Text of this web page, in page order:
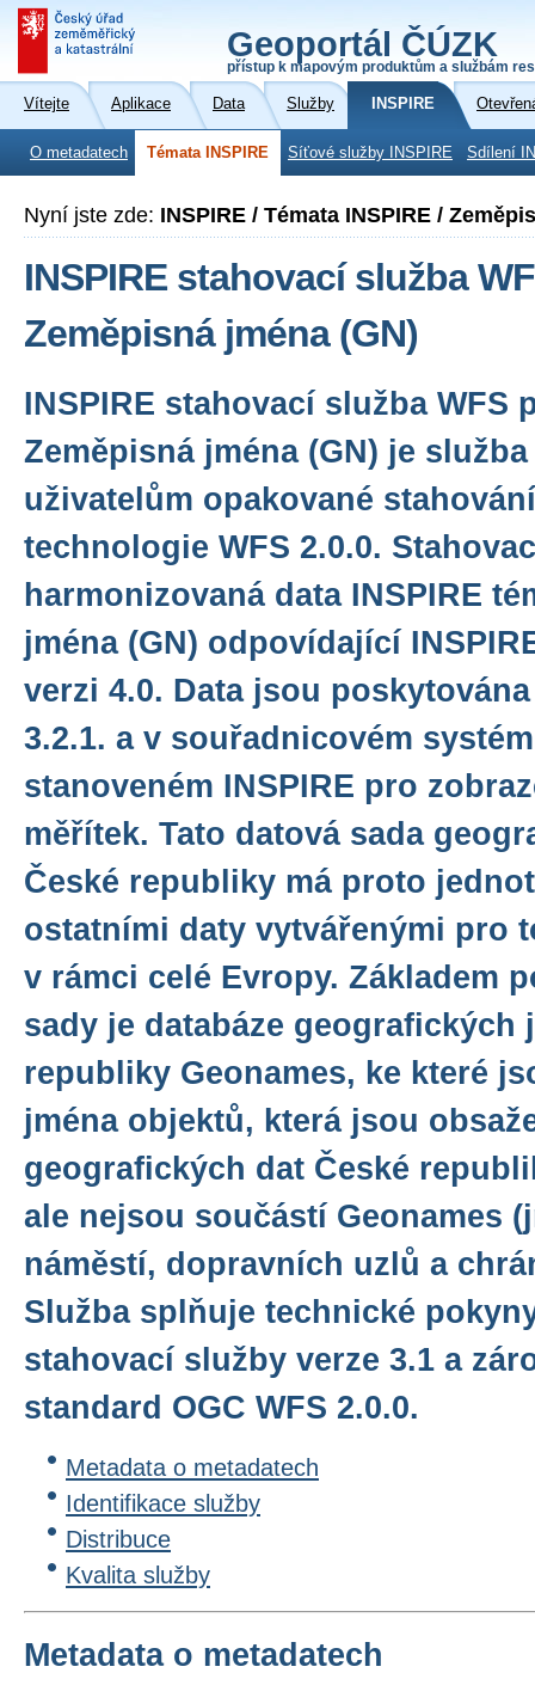
Geoportál ČÚZK
přístup k mapovým produktům a službám
Vítejte Aplikace Data Služby INSPIRE
O metadatech Témata INSPIRE Síťové služby INSPIRE Sdílení
Nyní jste zde: INSPIRE / Témata INSPIRE /
INSPIRE stahovací služba
Zeměpisná jména (GN)
INSPIRE stahovací služba WFS
Zeměpisná jména (GN) je
uživatelům opakované
technologie WFS 2.0.0.
harmonizovaná data INSPIRE
jména (GN) odpovídající
verzi 4.0. Data jsou
3.2.1. a v souřadnicovém
stanoveném INSPIRE pro
měřítek. Tato datová sada
České republiky má proto
ostatními daty vytvářenými pro
v rámci celé Evropy. Základem
sady je databáze geografických
republiky Geonames, ke které
jména objektů, která jsou
geografických dat České
ale nejsou součástí Geonames
náměstí, dopravních uzlů a
Služba splňuje technické
stahovací služby verze 3.1 a
standard OGC WFS 2.0.0.
Metadata o metadatech
Identifikace služby
Distribuce
Kvalita služby
Metadata o metadatech